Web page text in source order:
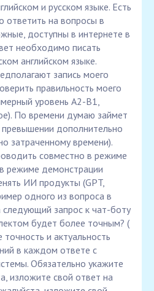
и русском языке. Есть
ответить на вопросы в
доступны в интернете в
необходимо писать
английском языке.
запись моего
правильность моего
уровень A2-B1,
По времени думаю займет
дополнительно
затраченному времени).
совместно в режиме
режиме демонстрации
ИИ продукты (GPT,
одного из вопроса в
запрос к чат-боту
будет более точным? (
и актуальность
в каждом ответе с
Обязательно укажите
изложите свой ответ на